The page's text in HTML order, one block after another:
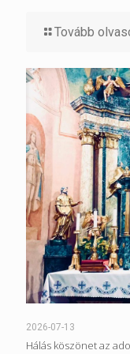
Tovább
2026-07-13
Hálás köszönet az